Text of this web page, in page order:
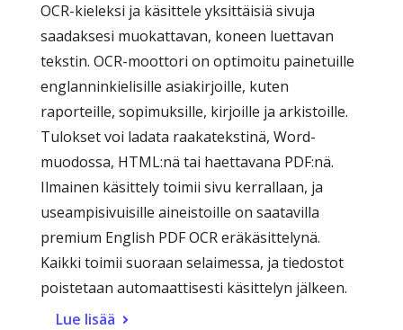
OCR-kieleksi ja käsittele yksittäisiä sivuja
saadaksesi muokattavan, koneen luettavan
tekstin. OCR-moottori on optimoitu painetuille
englanninkielisille asiakirjoille, kuten
raporteille, sopimuksille, kirjoille ja arkistoille.
Tulokset voi ladata raakatekstinä, Word-
muodossa, HTML:nä tai haettavana PDF:nä.
Ilmainen käsittely toimii sivu kerrallaan, ja
useampisivuisille aineistoille on saatavilla
premium English PDF OCR eräkäsittelynä.
Kaikki toimii suoraan selaimessa, ja tiedostot
poistetaan automaattisesti käsittelyn jälkeen.
Lue lisää